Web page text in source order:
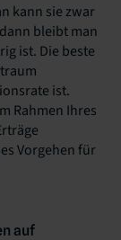
kann sie zwar
bleibt man
ist. Die beste
ist.
Rahmen Ihres
Vorgehen für
auf